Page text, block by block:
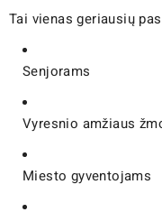
Tai vienas geriausių
Senjorams
Vyresnio amžiaus
Miesto gyventojams